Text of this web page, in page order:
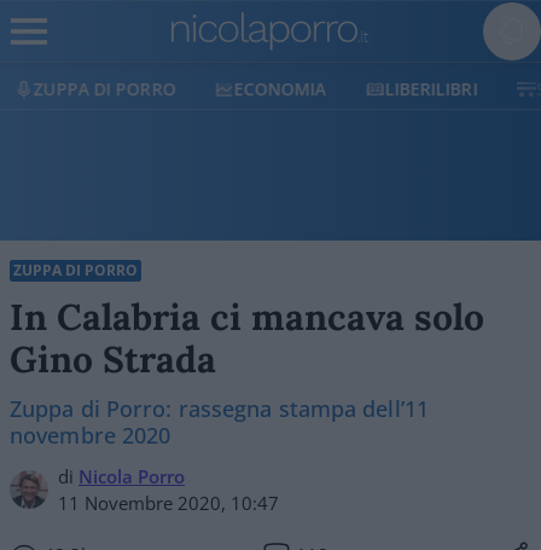
ECONOMIA LIBERILIBRI SHOP SOSTIENICI
ZUPPA DI PORRO
In Calabria ci mancava solo
Gino Strada
Zuppa di Porro: rassegna stampa dell’11
novembre 2020
di Nicola Porro
11 Novembre 2020, 10:47